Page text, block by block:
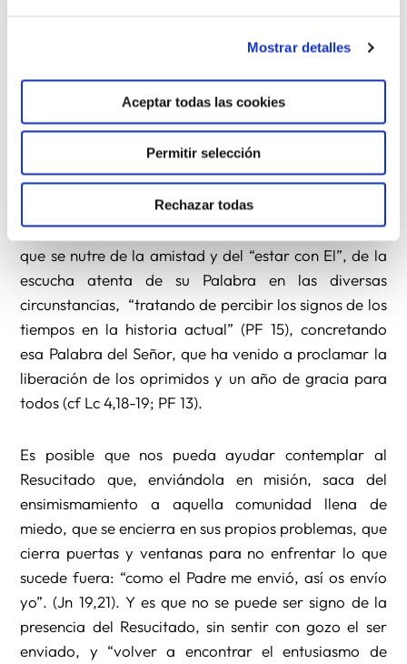
Mostrar detalles
Aceptar todas las cookies
Permitir selección
Rechazar todas
éxito en el mar de Galilea, de individualismo en la
exigencia de señales para creer como Tomás.
Todas ellas son también hoy fronteras en nuestra
sociedad; a ellas se nos envía para ser signos de la
presencia siempre nueva del Espíritu del Resucitado,
y hacer así más visible y más creíble a su Iglesia. Esa
es la responsabilidad misionera de la vida religiosa,
que se nutre de la amistad y del “estar con El”, de la
escucha atenta de su Palabra en las diversas
circunstancias, “tratando de percibir los signos de los
tiempos en la historia actual” (PF 15), concretando
esa Palabra del Señor, que ha venido a proclamar la
liberación de los oprimidos y un año de gracia para
todos (cf Lc 4,18-19; PF 13).
Es posible que nos pueda ayudar contemplar al
Resucitado que, enviándola en misión, saca del
ensimismamiento a aquella comunidad llena de
miedo, que se encierra en sus propios problemas, que
cierra puertas y ventanas para no enfrentar lo que
sucede fuera: “como el Padre me envió, así os envío
yo”. (Jn 19,21). Y es que no se puede ser signo de la
presencia del Resucitado, sin sentir con gozo el ser
enviado, y “volver a encontrar el entusiasmo de